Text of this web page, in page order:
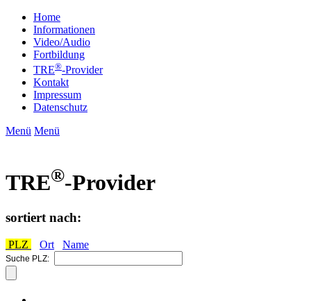
Home
Informationen
Video/Audio
Fortbildung
TRE®-Provider
Kontakt
Impressum
Datenschutz
Menü Menü
TRE®-Provider
sortiert nach:
PLZ Ort Name
Suche PLZ: